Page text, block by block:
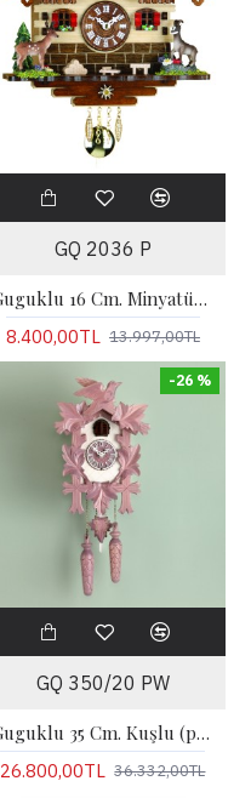
GQ 2036 P
Guguklu 16 Cm. Minyatür Saat
8.400,00TL 13.997,00TL
-26 %
GQ 350/20 PW
Guguklu 35 Cm. Kuşlu (pembe) Pilli
26.800,00TL 36.332,00TL